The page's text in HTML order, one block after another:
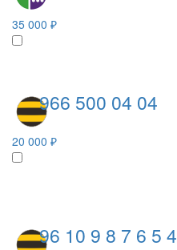
35 000 ₽
966 500 04 04
20 000 ₽
96 10 9 8 7 6 5 4